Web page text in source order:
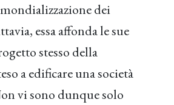
dei
essa affonda le sue
stesso della
a edificare una società
vi sono dunque solo